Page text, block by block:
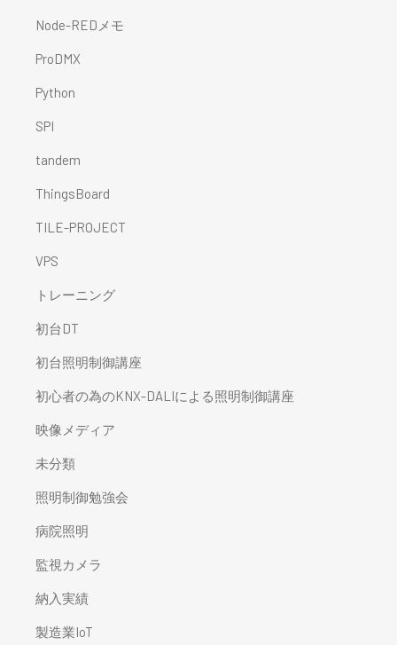
Node-REDメモ
ProDMX
Python
SPI
tandem
ThingsBoard
TILE-PROJECT
VPS
トレーニング
初台DT
初台照明制御講座
初心者の為のKNX-DALIによる照明制御講座
映像メディア
未分類
照明制御勉強会
病院照明
監視カメラ
納入実績
製造業IoT